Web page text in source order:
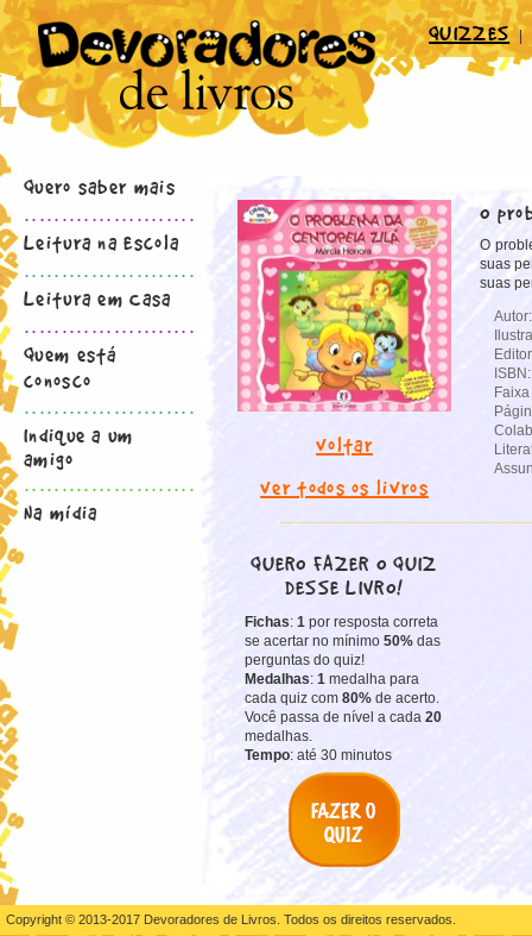
QUIZZES |
Quero saber mais
.......................
Leitura na Escola
.......................
Leitura em Casa
.......................
Quem está
conosco
.......................
Indique a um
amigo
.......................
Na mídia
voltar
ver todos os livros
O
O
suas
suas
QUERO FAZER O QUIZ
DESSE LIVRO!
Fichas: 1 por resposta correta
se acertar no mínimo 50% das
perguntas do quiz!
Medalhas: 1 medalha para
cada quiz com 80% de acerto.
Você passa de nível a cada 20
medalhas.
Tempo: até 30 minutos
Copyright © 2013-2017 Devoradores de Livros. Todos os direitos reservados.